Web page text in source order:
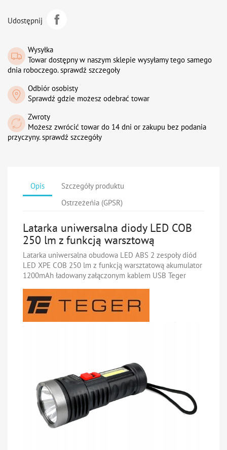
Udostępnij
Wysyłka
Towar dostępny w naszym sklepie wysyłamy tego samego
dnia roboczego. sprawdź szczegoły
Odbiór osobisty
Sprawdź gdzie możesz odebrać towar
Zwroty
Możesz zwrócić towar do 14 dni or zakupu bez podania
przyczyny. sprawdź szczegóły
Opis
Szczegóły produktu
Ostrzeżeńia (GPSR)
Latarka uniwersalna diody LED COB
250 lm z funkcją warsztową
Latarka uniwersalna obudowa LED ABS 2 zespoły diód
LED XPE COB 250 lm z funkcją warsztatową akumulator
1200mAh ładowany załączonym kablem USB Teger